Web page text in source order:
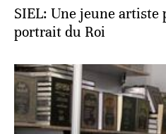
SIEL: Une jeune
portrait du Roi